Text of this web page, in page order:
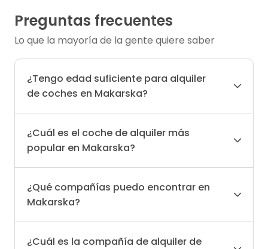
Preguntas frecuentes
Lo que la mayoría de la gente quiere saber
¿Tengo edad suficiente para alquiler
de coches en Makarska?
¿Cuál es el coche de alquiler más
popular en Makarska?
¿Qué compañías puedo encontrar en
Makarska?
¿Cuál es la compañía de alquiler de